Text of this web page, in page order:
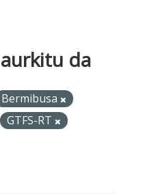
da
Bermibusa
GTFS-RT